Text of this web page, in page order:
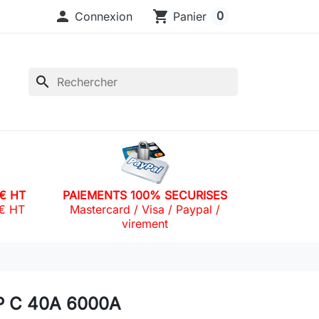
 Connexion shopping_cart Panier 0
search
HT
HT
PAIEMENTS 100% SECURISES
Mastercard / Visa / Paypal /
virement
C 40A 6000A